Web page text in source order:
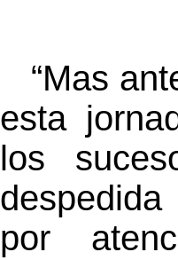
“Mas
esta
los
por